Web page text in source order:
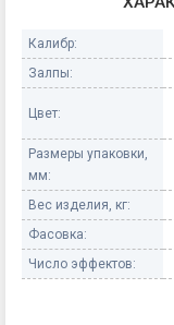
Калибр:
Залпы:
Цвет:
Размеры упаковки,
мм:
Вес изделия, кг:
Фасовка:
Число эффектов: